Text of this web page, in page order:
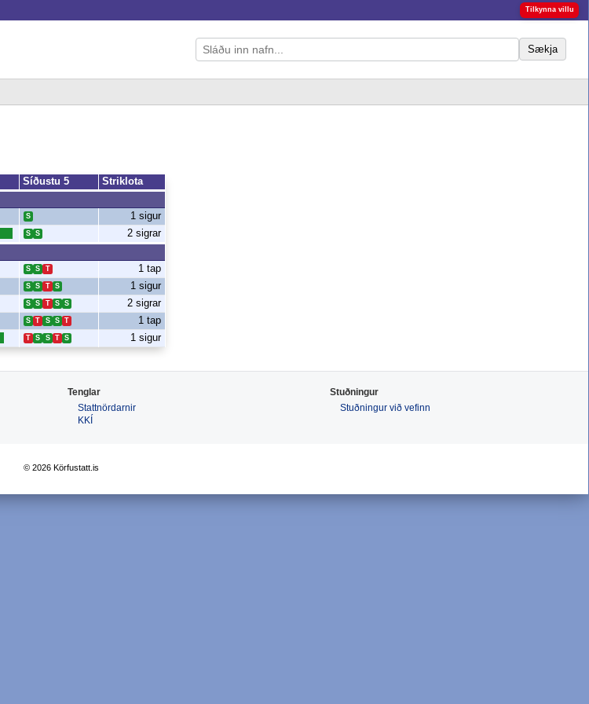
Tilkynna villu
Sækja
Síðustu 5 Striklota
S
1 sigur
S S 2 sigrar
S S T
1 tap
S S T S
1 sigur
S S T S S
2 sigrar
S T S S T
1 tap
T S S T S 1 sigur
Tenglar
Stattnördarnir
KKÍ
Stuðningur
Stuðningur við vefinn
© 2026 Körfustatt.is